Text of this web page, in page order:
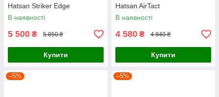
Hatsan Striker Edge
В наявності
5 500 ₴ 5 850 ₴
Купити
Hatsan AirTact
В наявності
4 580 ₴ 4 840 ₴
Купити
–5% –5%